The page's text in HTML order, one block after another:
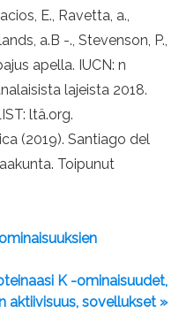
E., Ravetta, a.,
a.B -., Stevenson, P.,
apella. IUCN: n
lajeista 2018.
ltä.org.
(2019). Santiago del
Toipunut
K -ominaisuudet,
aktiivisuus, sovellukset »